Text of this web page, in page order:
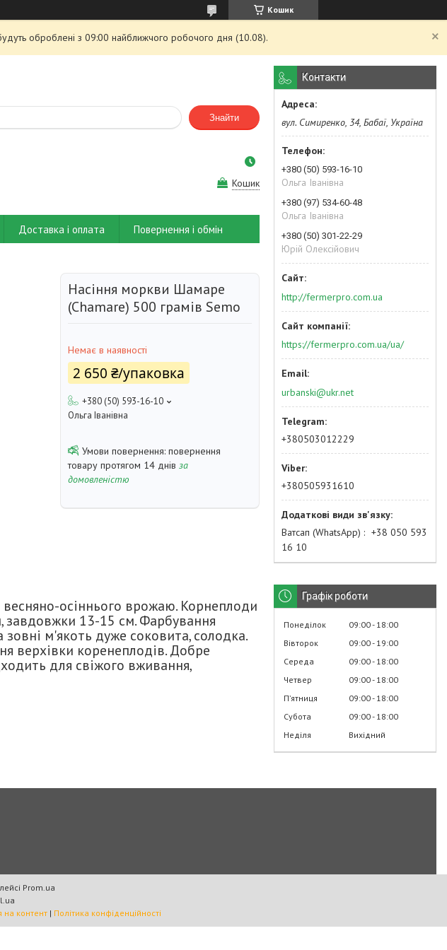
Кошик
оброблені з 09:00 найближчого робочого дня (10.08).
Знайти
Кошик
Доставка і оплата Повернення і обмін
Насіння моркви Шамаре
(Chamare) 500 грамів Semo
Немає в наявності
2 650 ₴/упаковка
+380 (50) 593-16-10
Ольга Іванівна
повернення
товару протягом 14 днів за
домовленістю
осіннього врожаю. Корнеплоди
завдовжки 13-15 см. Фарбування
м'якоть дуже соковита, солодка.
верхівки коренеплодів. Добре
для свіжого вживання,
Контакти
вул. Симиренко, 34, Бабаї, Україна
+380 (50) 593-16-10
Ольга Іванівна
+380 (97) 534-60-48
Ольга Іванівна
+380 (50) 301-22-29
Юрій Олексійович
http://fermerpro.com.ua
https://fermerpro.com.ua/ua/
urbanski@ukr.net
+380503012229
+380505931610
Ватсап (WhatsApp)
+38 050 593
16 10
Графік роботи
Понеділок 09:00 18:00
Вівторок
09:00 19:00
Середа
09:00 18:00
Четвер
09:00 18:00
Пʼятниця
09:00 18:00
Субота
09:00 18:00
Неділя
Вихідний
Prom.ua
на контент | Політика конфіденційності